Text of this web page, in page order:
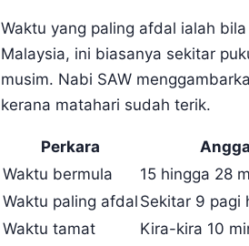
Waktu yang paling afdal ialah
Malaysia, ini biasanya sekitar
musim. Nabi SAW
kerana matahari sudah terik.
Perkara
Waktu bermula
15 hingga 28
Waktu paling afdal Sekitar 9 pagi
Waktu tamat
Kira-kira 10